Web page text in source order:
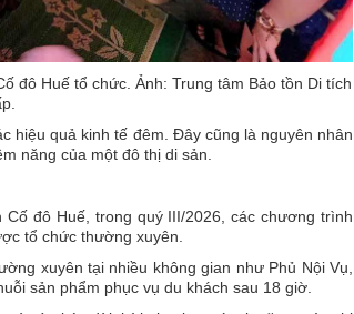
đô Huế tổ chức. Ảnh: Trung tâm Bảo tồn Di tích
hiệu quả kinh tế đêm. Đây cũng là nguyên nhân
năng của một đô thị di sản.
đô Huế, trong quý III/2026, các chương trình
tổ chức thường xuyên.
xuyên tại nhiều không gian như Phủ Nội Vụ,
sản phẩm phục vụ du khách sau 18 giờ.